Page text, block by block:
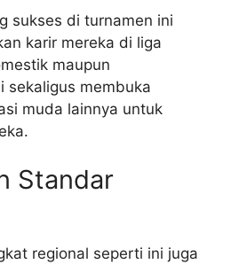
sukses di turnamen ini
karir mereka di liga
maupun
sekaligus membuka
muda lainnya untuk
Standar
regional seperti ini juga